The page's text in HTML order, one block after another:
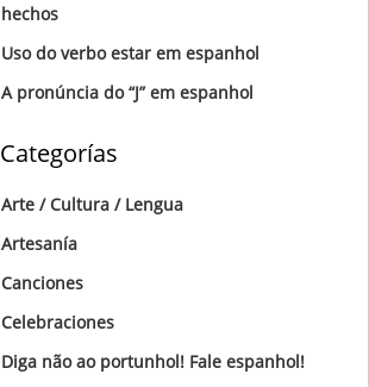
hechos
Uso do verbo estar em espanhol
A pronúncia do “J” em espanhol
Categorías
Arte / Cultura / Lengua
Artesanía
Canciones
Celebraciones
Diga não ao portunhol! Fale espanhol!